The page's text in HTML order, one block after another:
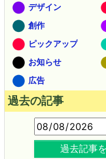
デザイン
創作
ピックアップ
お知らせ
広告
過去の記事
過去記事